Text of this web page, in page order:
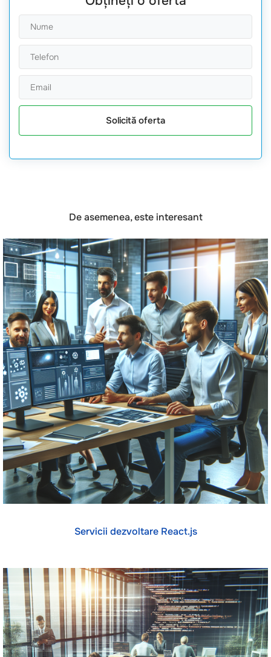
Solicită oferta
De asemenea, este interesant
Servicii dezvoltare React.js